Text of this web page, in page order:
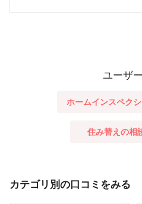
ユーザ
ホームインスペク
住み替えの相
カテゴリ別の口コミをみる